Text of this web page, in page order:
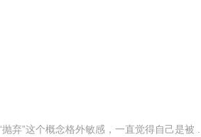
弃”这个概念格外敏感，一直觉得自己是被 ...